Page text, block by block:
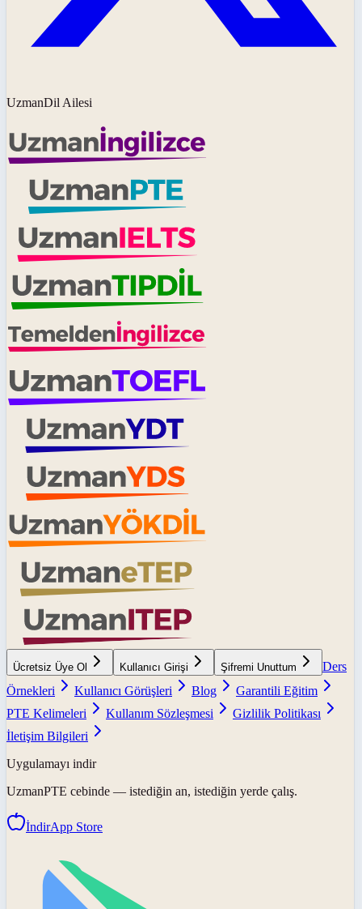
UzmanDil Ailesi
Ücretsiz Üye Ol Kullanıcı Girişi Şifremi Unuttum
Ders
Örnekleri
Kullanıcı Görüşleri Blog
Garantili Eğitim
PTE Kelimeleri
Kullanım Sözleşmesi
Gizlilik Politikası
İletişim Bilgileri
Uygulamayı indir
UzmanPTE cebinde — istediğin an, istediğin yerde çalış.
İndirApp Store